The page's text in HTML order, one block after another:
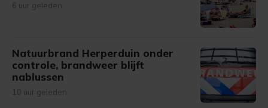
6 uur geleden
Natuurbrand Herperduin onder
controle, brandweer blijft
nablussen
10 uur geleden